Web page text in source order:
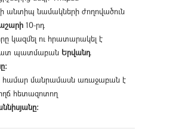
անտիպ նամակների ժողովածուն
10-րդ
կազմել ու հրատարակել է
պատմաբան Երվանդ
համար մանրամասն առաջաբան է
հետազոտող